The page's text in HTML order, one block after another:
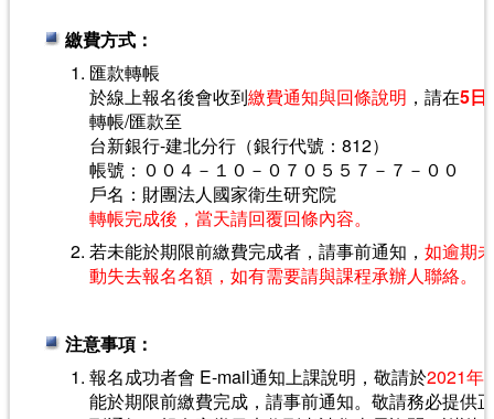
繳費方式：
匯款轉帳
於線上報名後會收到繳費通知與回條說明 ，請在5日
轉帳/匯款至
台新銀行-建北分行（銀行代號：812）
帳號：００４－１０－０７０５５７－７－００
戶名：財團法人國家衛生研究院
轉帳完成後，當天請回覆回條內容。
若未能於期限前繳費完成者，請事前通知， 如逾期
動失去報名名額，如有需要請與課程承辦人聯絡。
注意事項：
報名成功者會 E-mail通知上課說明，敬請於2021年
能於期限前繳費完成，請事前通知。敬請務必提供